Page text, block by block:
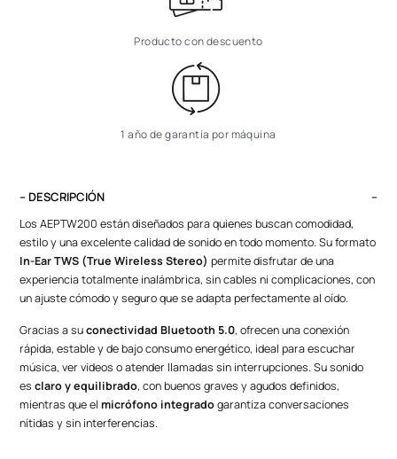
Producto con descuento
1 año de garantía por máquina
– DESCRIPCIÓN
Los AEPTW200 están diseñados para quienes buscan comodidad,
estilo y una excelente calidad de sonido en todo momento. Su formato
In-Ear TWS (True Wireless Stereo) permite disfrutar de una
experiencia totalmente inalámbrica, sin cables ni complicaciones, con
un ajuste cómodo y seguro que se adapta perfectamente al oído.
Gracias a suconectividad Bluetooth 5.0, ofrecen una conexión
rápida, estable y de bajo consumo energético, ideal para escuchar
música, ver videos o atender llamadas sin interrupciones. Su sonido
esclaro y equilibrado, con buenos graves y agudos definidos,
mientras que elmicrófono integradogarantiza conversaciones
nítidas y sin interferencias.